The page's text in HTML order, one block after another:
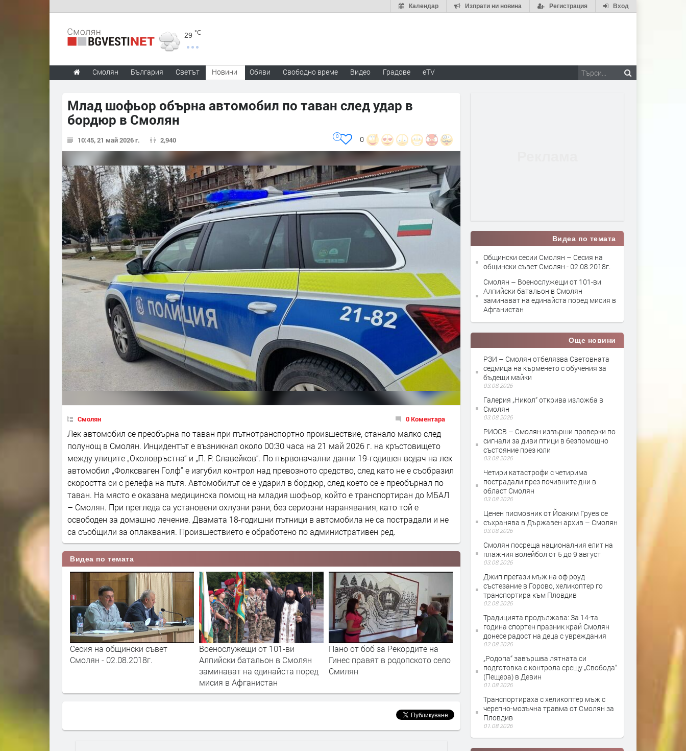
Вход
Регистрация
Изпрати ни новина
Календар
29 °C
Смолян България Светът Новини Обяви Свободно време Видео Градове eTV
Млад шофьор обърна автомобил по таван след удар в
бордюр в Смолян
10:45, 21 май 2026 г. 2,940 0
0
Смолян 0 Коментара
Лек автомобил се преобърна по таван при пътнотранспортно произшествие, станало малко след
полунощ в Смолян. Инцидентът е възникнал около 00:30 часа на 21 май 2026 г. на кръстовището
между улиците „Околовръстна“ и „П. Р. Славейков“. По първоначални данни 19-годишен водач на лек
автомобил „Фолксваген Голф“ е изгубил контрол над превозното средство, след като не е съобразил
скоростта си с релефа на пътя. Автомобилът се е ударил в бордюр, след което се е преобърнал по
таван. На място е оказана медицинска помощ на младия шофьор, който е транспортиран до МБАЛ
– Смолян. При прегледа са установени охлузни рани, без сериозни наранявания, като той е
освободен за домашно лечение. Двамата 18-годишни пътници в автомобила не са пострадали и не
са съобщили за оплаквания. Произшествието е обработено по административен ред.
Видеа по темата
Сесия на общински съвет
Смолян - 02.08.2018г.
Военослужещи от 101-ви
Алпийски батальон в Смолян
заминават на единайста поред
мисия в Афганистан
Пано от боб за Рекордите на
Гинес правят в родопското село
Смилян
Сесия на общински съвет
Смолян - 02.08.2018г.
Алпийски батальон в
заминават на единайста
Видеа по темата
Общински сесии Смолян – Сесия на
общински съвет Смолян - 02.08.2018г.
Смолян – Военослужещи от 101-ви
Алпийски батальон в Смолян
заминават на единайста поред мисия в
Афганистан
Още новини
РЗИ – Смолян отбелязва Световната
седмица на кърменето с обучения за
бъдещи майки
03.08.2026
Галерия „Никол“ открива изложба в
Смолян
03.08.2026
РИОСВ – Смолян извърши проверки по
сигнали за диви птици в безпомощно
състояние през юли
03.08.2026
Четири катастрофи с четирима
пострадали през почивните дни в
област Смолян
03.08.2026
Ценен писмовник от Йоаким Груев се
съхранява в Държавен архив – Смолян
03.08.2026
Смолян посреща националния елит на
плажния волейбол от 5 до 9 август
03.08.2026
Джип прегази мъж на оф роуд
състезание в Горово, хеликоптер го
транспортира към Пловдив
02.08.2026
Традицията продължава: За 14-та
година спортен празник край Смолян
донесе радост на деца с увреждания
02.08.2026
„Родопа“ завършва лятната си
подготовка с контрола срещу „Свобода“
(Пещера) в Девин
01.08.2026
Транспортираха с хеликоптер мъж с
черепно-мозъчна травма от Смолян за
Пловдив
01.08.2026